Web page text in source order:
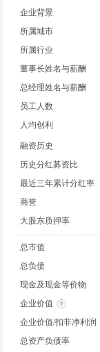
企业背景
所属城市
所属行业
董事长姓名与薪酬
总经理姓名与薪酬
员工人数
人均创利
融资历史
历史分红募资比
最近三年累计分红率
商誉
大股东质押率
总市值
总负债
现金及现金等价物
企业价值
企业价值/扣非净利润
总资产负债率